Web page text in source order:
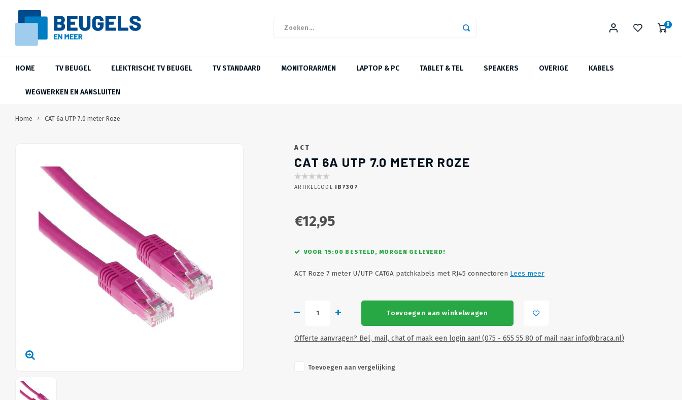
0
HOME TV BEUGEL ELEKTRISCHE TV BEUGEL TV STANDAARD MONITORARMEN LAPTOP & PC TABLET & TEL SPEAKERS OVERIGE KABELS
WEGWERKEN EN AANSLUITEN
Home CAT 6a UTP 7.0 meter Roze
ACT
CAT 6A UTP 7.0 METER ROZE
ARTIKELCODE IB7307
€12,95
VOOR 15:00 BESTELD, MORGEN GELEVERD!
ACT Roze 7 meter U/UTP CAT6A patchkabels met RJ45 connectoren Lees meer
Toevoegen aan winkelwagen
Offerte aanvragen? Bel, mail, chat of maak een login aan! (075 - 655 55 80 of mail naar info@braca.nl)
Toevoegen aan vergelijking